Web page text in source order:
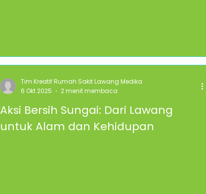
Aksi Bersih Sungai: Dari Lawang
untuk Alam dan Kehidupan
Tim Kreatif Rumah Sakit Lawang Medika
6 Okt 2025
2 menit membaca